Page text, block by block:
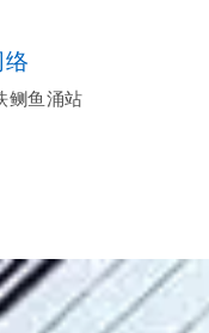
络
鲗鱼涌站